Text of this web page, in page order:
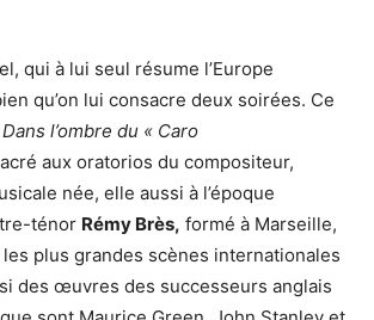
qui à lui seul résume l’Europe
qu’on lui consacre deux soirées. Ce
Dans l’ombre du « Caro
aux oratorios du compositeur,
née, elle aussi à l’époque
ténor Rémy Brès, formé à Marseille,
plus grandes scènes internationales
des œuvres des successeurs anglais